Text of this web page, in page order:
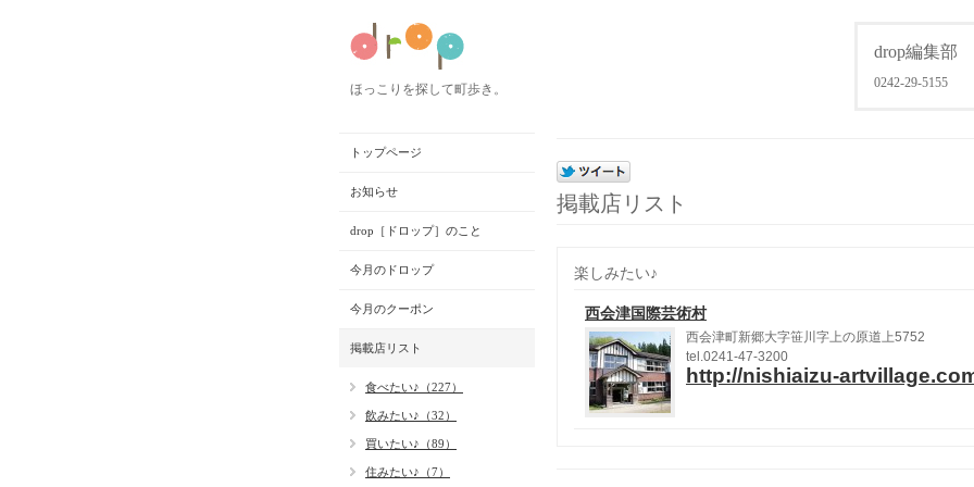
drop編集部
0242-29-5155
ほっこりを探して町歩き。
掲載店リスト
楽しみたい♪
西会津国際芸術村
西会津町新郷大字笹川字上の原道上5752
tel.0241-47-3200
http://nishiaizu-
トップページ
お知らせ
drop［ドロップ］のこと
今月のドロップ
今月のクーポン
掲載店リスト
食べたい♪（227）
飲みたい♪（32）
買いたい♪（89）
住みたい♪（7）